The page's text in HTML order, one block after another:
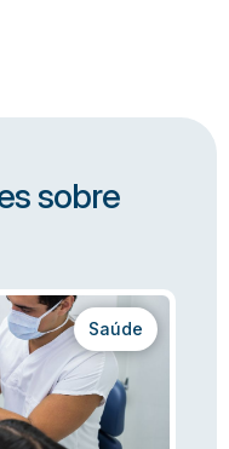
sobre
Saúde